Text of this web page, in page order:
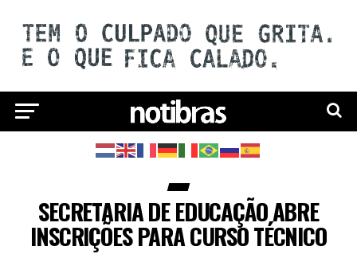
SECRETARIA DE EDUCAÇÃO ABRE
INSCRIÇÕES PARA CURSO TÉCNICO